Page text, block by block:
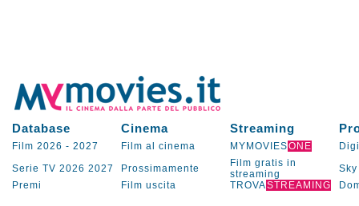
Database Cinema Streaming
Film 2026 - 2027 Film al cinema MYMOVIESONE
Serie TV 2026 2027 Prossimamente
Film gratis in
streaming
Sky
Premi
Film uscita TROVASTREAMING